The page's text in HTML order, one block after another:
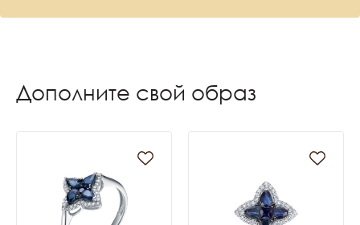
Дополните свой образ